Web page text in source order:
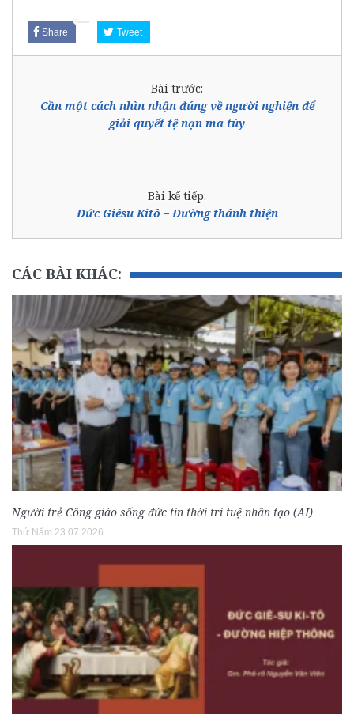
Share Tweet
Bài trước:
Cần một cách nhìn nhận đúng về người nghiện để
giải quyết tệ nạn ma túy
Bài kế tiếp:
Đức Giêsu Kitô – Đường thánh thiện
CÁC BÀI KHÁC:
Người trẻ Công giáo sống đức tin thời trí tuệ nhân tạo (AI)
Thứ Năm 23.07.2026